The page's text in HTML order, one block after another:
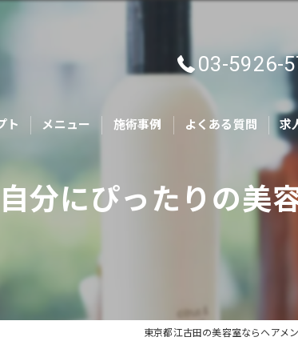
03-5926-
ト メニュー 施術事例 よくある質問 求
分にぴったりの美
東京都江古田の美容室ならヘアメ